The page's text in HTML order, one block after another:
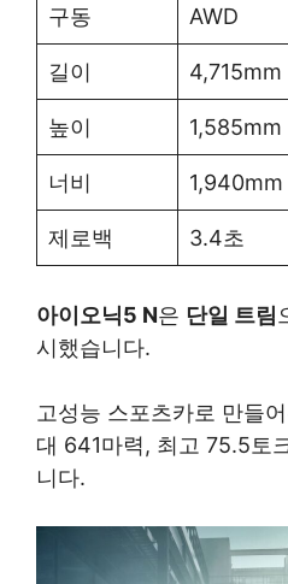
구동 AWD
길이 4,715mm
높이 1,585mm
너비 1,940mm
제로백 3.4초
아이오닉5 N은 단일 트림
시했습니다.
고성능 스포츠카로 만들
대 641마력, 최고 75.5토
니다.